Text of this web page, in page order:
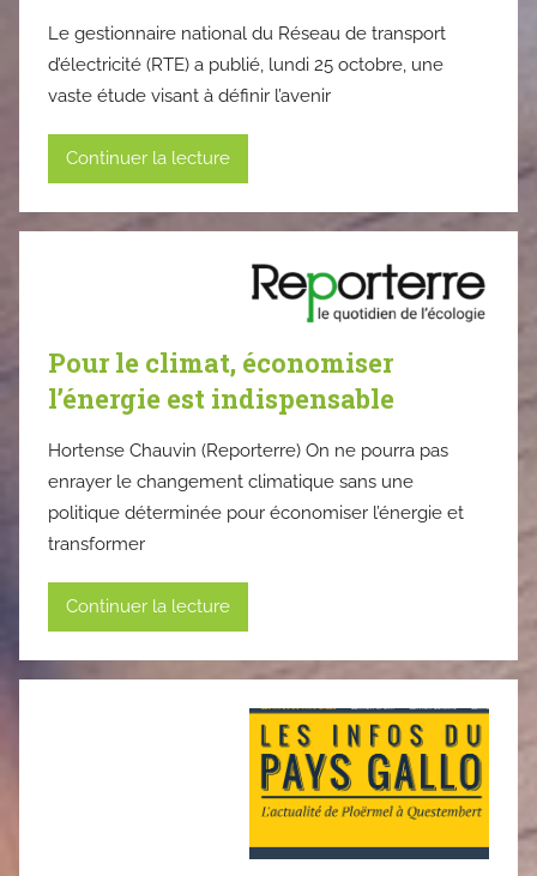
Le gestionnaire national du Réseau de transport
d’électricité (RTE) a publié, lundi 25 octobre, une
vaste étude visant à définir l’avenir
Continuer la lecture
Pour le climat, économiser
l’énergie est indispensable
Hortense Chauvin (Reporterre) On ne pourra pas
enrayer le changement climatique sans une
politique déterminée pour économiser l’énergie et
transformer
Continuer la lecture